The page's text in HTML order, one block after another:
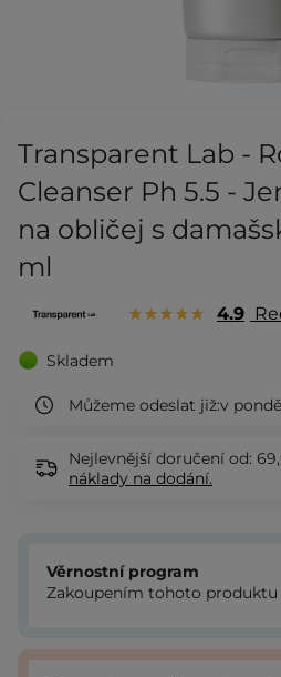
Transparent Lab -
Cleanser Ph 5.5 -
na obličej s
ml
4.9
Skladem
Můžeme odeslat již:v
Nejlevnější doručení od:
náklady na dodání.
Věrnostní program
Zakoupením tohoto produktu